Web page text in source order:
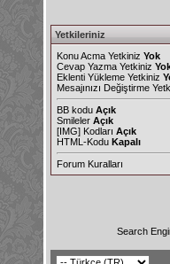
Yetkileriniz
Konu Acma Yetkiniz Yok
Cevap Yazma Yetkiniz
Eklenti Yükleme Yetkiniz
Mesajınızı Değiştirme
BB kodu Açık
Smileler Açık
[IMG] Kodları Açık
HTML-Kodu Kapalı
Forum Kuralları
Search